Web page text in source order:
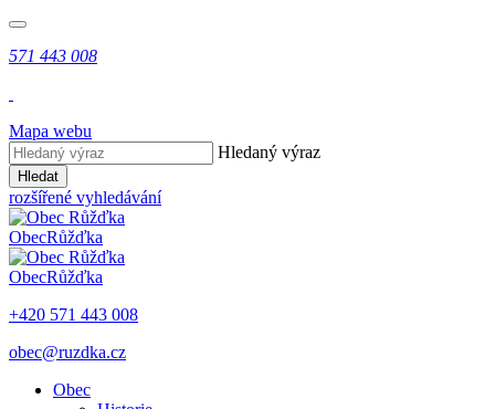
571 443 008
Mapa webu
Hledaný výraz
Hledat
rozšířené vyhledávání
ObecRůžďka
ObecRůžďka
+420 571 443 008
obec@ruzdka.cz
Obec